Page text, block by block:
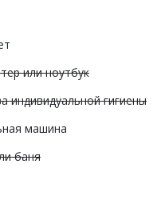
или ноутбук
индивидуальной гигиены
машина
баня